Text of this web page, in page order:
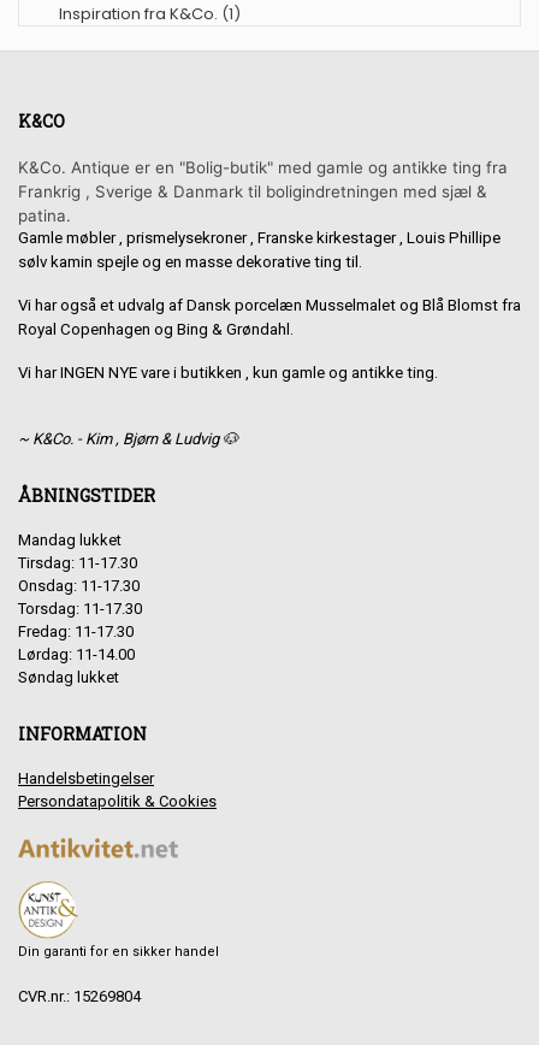
Inspiration fra K&Co. (1)
K&CO
K&Co. Antique er en "Bolig-butik" med gamle og antikke ting fra
Frankrig , Sverige & Danmark til boligindretningen med sjæl &
patina.
Gamle møbler , prismelysekroner , Franske kirkestager , Louis Phillipe
sølv kamin spejle og en masse dekorative ting til.
Vi har også et udvalg af Dansk porcelæn Musselmalet og Blå Blomst fra
Royal Copenhagen og Bing & Grøndahl.
Vi har INGEN NYE vare i butikken , kun gamle og antikke ting.
~ K&Co. - Kim , Bjørn & Ludvig 🐶
ÅBNINGSTIDER
Mandag lukket
Tirsdag: 11-17.30
Onsdag: 11-17.30
Torsdag: 11-17.30
Fredag: 11-17.30
Lørdag: 11-14.00
Søndag lukket
INFORMATION
Handelsbetingelser
Persondatapolitik & Cookies
Din garanti for en sikker handel
CVR.nr.: 15269804